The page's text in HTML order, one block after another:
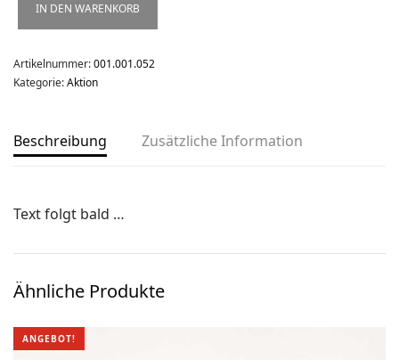
IN DEN WARENKORB
Artikelnummer:001.001.052
Kategorie:Aktion
Beschreibung Zusätzliche Information
Text folgt bald …
Ähnliche Produkte
ANGEBOT!
Ski-OL / Bike-OL
Stirnlampen
Uhren / Pulsmesser / GPS
Winterartikel